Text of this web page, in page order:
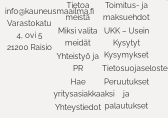
info@kauneusmaailma.fi
Varastokatu
4, ovi 5
21200 Raisio
Tietoa
meistä
Miksi valita
meidät
Yhteistyö ja
PR
Hae
yritysasiakkaaksi
Yhteystiedot
Toimitus- ja
maksuehdot
UKK – Usein
Kysytyt
Kysymykset
Tietosuojaseloste
Peruutukset
ja
palautukset